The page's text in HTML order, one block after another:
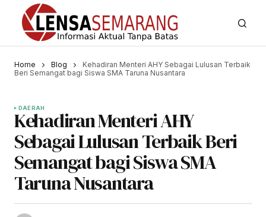
Home Blog
Kehadiran Menteri AHY Sebagai Lulusan Terbaik
Beri Semangat bagi Siswa SMA Taruna Nusantara
DAERAH
Kehadiran Menteri AHY
Sebagai Lulusan Terbaik Beri
Semangat bagi Siswa SMA
Taruna Nusantara